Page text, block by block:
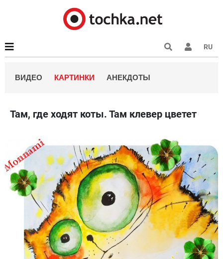
RU
ВИДЕО КАРТИНКИ АНЕКДОТЫ
Там, где ходят коты. Там клевер цветет